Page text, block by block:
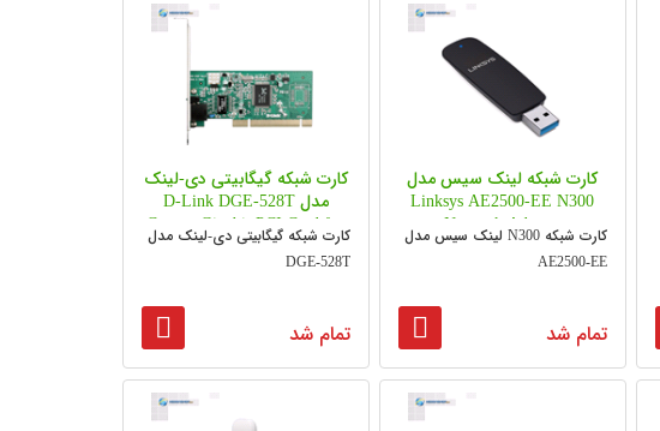
کارت شبکه لینک سیس مدل
Linksys AE2500-EE N300
Network Adapter
کارت شبکه N300 لینک سیس مدل
AE2500-EE
تمام شد
کارت شبکه گیگابیتی دی-لینک
مدل D-Link DGE-528T
Copper Gigabit PCI Card for
PC
کارت شبکه گیگابیتی دی-لینک مدل
DGE-528T
تمام شد